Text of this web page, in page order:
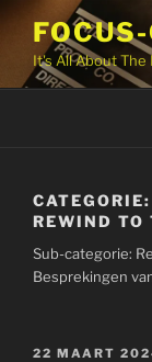
inhoud
It's All About The
CATEGORIE:
REWIND TO
Sub-categorie:
Besprekingen
GEPLAATST
22 MAART